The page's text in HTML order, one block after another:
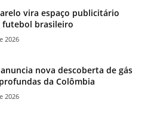
vira espaço publicitário
brasileiro
2026
nova descoberta de gás
da Colômbia
2026